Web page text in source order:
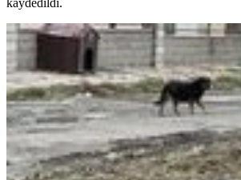
kaydedildi.